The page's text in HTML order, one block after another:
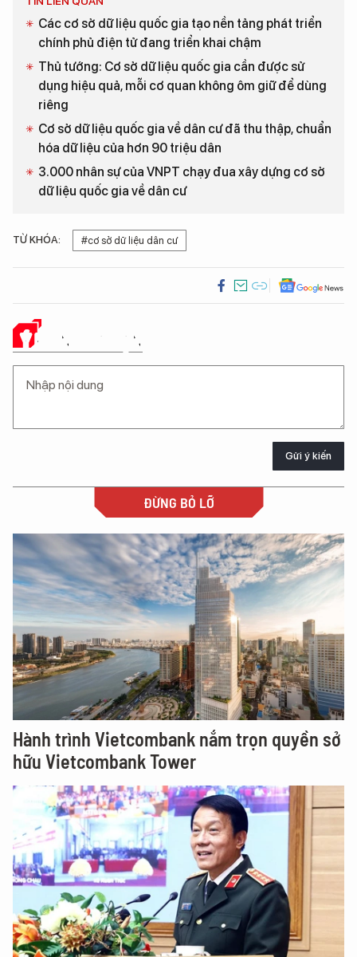
Các cơ sở dữ liệu quốc gia tạo nền tảng phát triển
chính phủ điện tử đang triển khai chậm
Thủ tướng: Cơ sở dữ liệu quốc gia cần được sử
dụng hiệu quả, mỗi cơ quan không ôm giữ để dùng
riêng
Cơ sở dữ liệu quốc gia về dân cư đã thu thập, chuẩn
hóa dữ liệu của hơn 90 triệu dân
3.000 nhân sự của VNPT chạy đua xây dựng cơ sở
dữ liệu quốc gia về dân cư
TỪ KHÓA: #cơ sở dữ liệu dân cư
Ý KIẾN CỦA BẠN
Gửi ý kiến
ĐỪNG BỎ LỠ
Hành trình Vietcombank nắm trọn quyền sở
hữu Vietcombank Tower